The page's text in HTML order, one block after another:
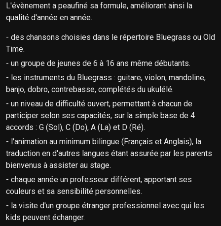
L'évènement a peaufiné sa formule, améliorant ainsi la
qualité d'année en année.
- des chansons choisies dans le répertoire Bluegrass ou Old
Time.
- un groupe de jeunes de 6 à 16 ans même débutants.
- les instruments du Bluegrass : guitare, violon, mandoline,
banjo, dobro, contrebasse, complétés du ukulélé.
- un niveau de difficulté ouvert, permettant à chacun de
participer selon ses capacités, sur la simple base de 4
accords : G (Sol), C (Do), A (La) et D (Ré).
- l'animation au minimum bilingue (Français et Anglais), la
traduction en d'autres langues étant assurée par les parents
bienvenus à assister au stage.
- chaque année un professeur différent, apportant ses
couleurs et sa sensibilité personnelles.
- la visite d'un groupe étranger professionnel avec qui les
kids peuvent échanger.